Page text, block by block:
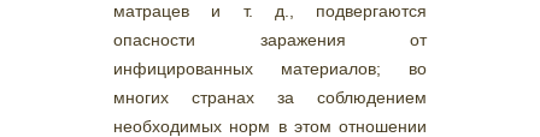
матрацев и т. д., подвергаются
опасности заражения от
инфицированных материалов; во
многих странах за соблюдением
необходимых норм в этом отношении